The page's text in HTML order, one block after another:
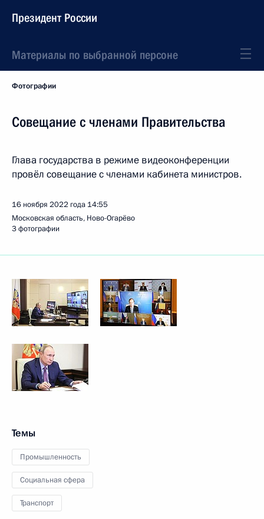
Президент России
Материалы по выбранной персоне
Фотографии
Совещание с членами Правительства
Глава государства в режиме видеоконференции
провёл совещание с членами кабинета министров.
16 ноября 2022 года 14:55
Московская область, Ново-Огарёво
3 фотографии
Темы
Промышленность
Социальная сфера
Транспорт